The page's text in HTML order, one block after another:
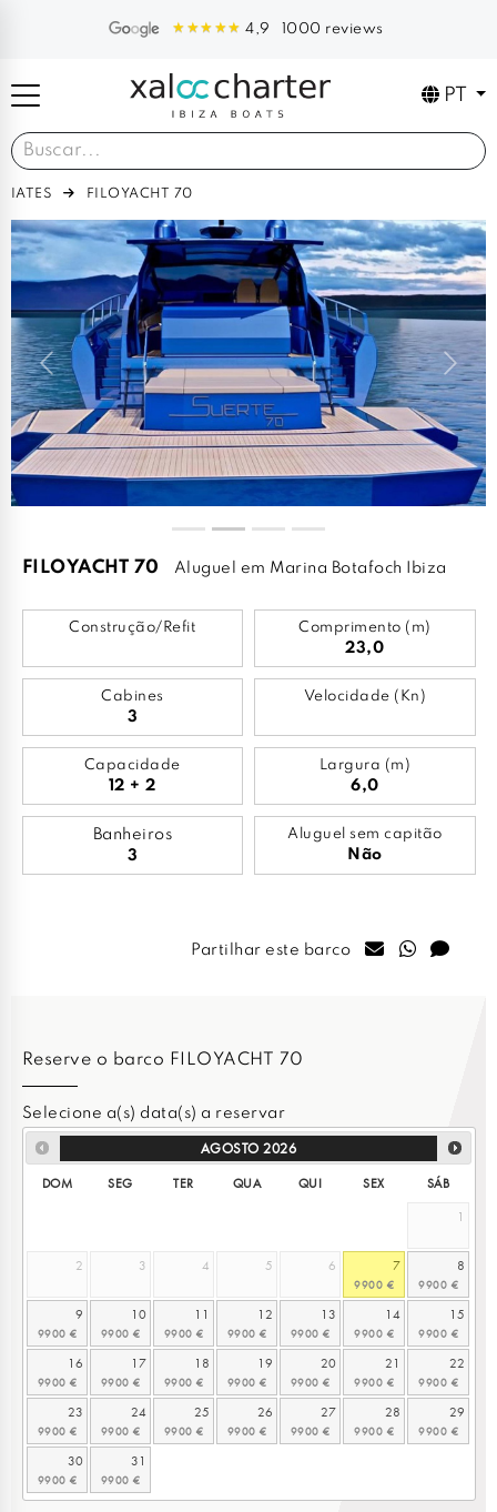
4,9 1000 reviews
PT
IATES FILOYACHT 70
Previous Next
FILOYACHT 70 Aluguel em Marina Botafoch Ibiza
Construção/Refit Comprimento (m)
23,0
Cabines
3
Velocidade (Kn)
Capacidade
12 + 2
Largura (m)
6,0
Banheiros
3
Aluguel sem capitão
Não
Partilhar este barco
Reserve o barco FILOYACHT 70
Selecione a(s) data(s) a reservar
AGOSTO 2026
DOM SEG TER QUA QUI SEX
SÁB
1
2 3 4 5 6 7 8
9 10 11 12 13 14 15
16 17 18 19 20 21 22
23 24 25 26 27 28 29
30 31